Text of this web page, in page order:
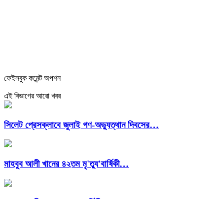
ফেইসবুক কমেন্ট অপশন
এই বিভাগের আরো খবর
সিলেট প্রেসক্লাবে জুলাই গণ-অভ্যুত্থান দিবসের…
মাহবুব আলী খানের ৪২তম মৃ'ত্যু'বার্ষিকী…